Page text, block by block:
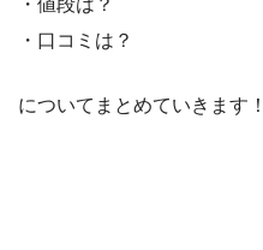
・口コミは？
についてまとめていきます！